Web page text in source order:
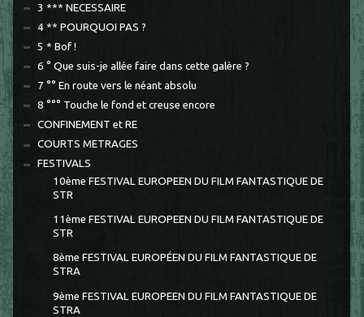
3 *** NECESSAIRE
4 ** POURQUOI PAS ?
5 * Bof !
6 ° Que suis-je allée faire dans cette galère ?
7 °° En route vers le néant absolu
8 °°° Touche le fond et creuse encore
CONFINEMENT et RE
COURTS METRAGES
FESTIVALS
10ème FESTIVAL EUROPEEN DU FILM FANTASTIQUE DE
STR
11ème FESTIVAL EUROPEEN DU FILM FANTASTIQUE DE
STR
8ème FESTIVAL EUROPÉEN DU FILM FANTASTIQUE DE
STRA
9ème FESTIVAL EUROPEEN DU FILM FANTASTIQUE DE
STRA